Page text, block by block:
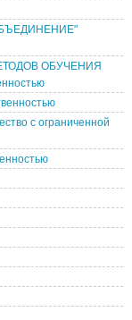
ОБУЧЕНИЯ
с ограниченной